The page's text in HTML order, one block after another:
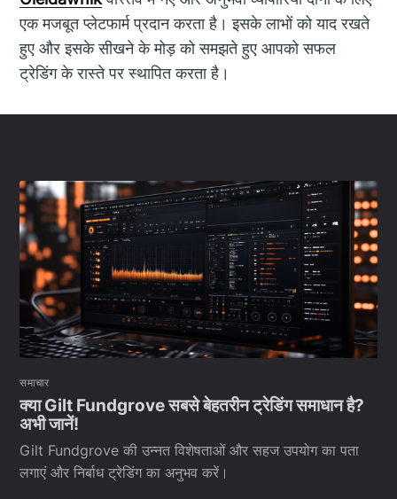
एक मजबूत प्लेटफार्म प्रदान करता है। इसके लाभों को याद रखते
हुए और इसके सीखने के मोड़ को समझते हुए आपको सफल
ट्रेडिंग के रास्ते पर स्थापित करता है।
समाचार
क्या Gilt Fundgrove सबसे बेहतरीन ट्रेडिंग समाधान है?
अभी जानें!
Gilt Fundgrove की उन्नत विशेषताओं और सहज उपयोग का पता
लगाएं और निर्बाध ट्रेडिंग का अनुभव करें।